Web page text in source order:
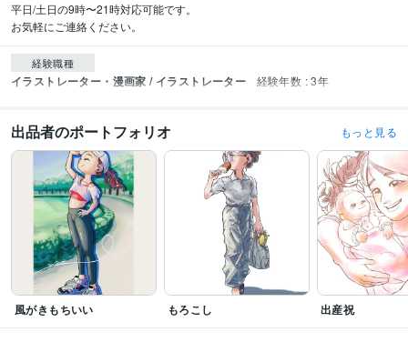
平日/土日の9時〜21時対応可能です。
お気軽にご連絡ください。
経験職種
イラストレーター・漫画家 / イラストレーター 経験年数 : 3年
出品者のポートフォリオ もっと見る
風がきもちいい もろこし 出産祝